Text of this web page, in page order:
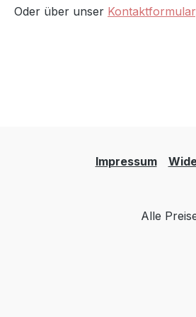
Oder über unser Kontaktformular
Impressum
Alle